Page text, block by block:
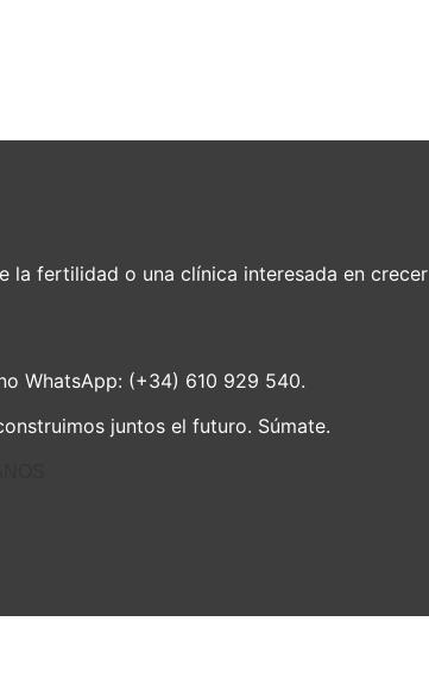
la fertilidad o una clínica interesada en crecer
WhatsApp: (+34) 610 929 540.
juntos el futuro. Súmate.